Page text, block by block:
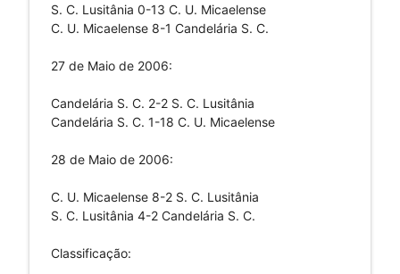
S. C. Lusitânia 0-13 C. U. Micaelense
C. U. Micaelense 8-1 Candelária S. C.
27 de Maio de 2006:
Candelária S. C. 2-2 S. C. Lusitânia
Candelária S. C. 1-18 C. U. Micaelense
28 de Maio de 2006:
C. U. Micaelense 8-2 S. C. Lusitânia
S. C. Lusitânia 4-2 Candelária S. C.
Classificação: